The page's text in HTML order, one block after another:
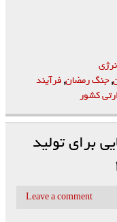
,جنگ رمضان,فرآیند
کشور
برای تولید
Leave a comment